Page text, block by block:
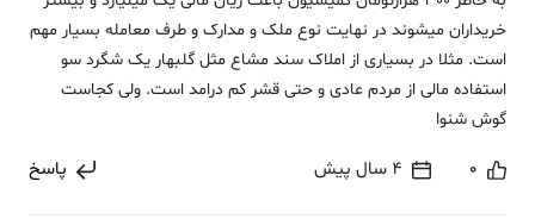
خریداران میشوند در نهایت نوع ملک و مدارک و طرف معامله بسیار مهم
است. مثلا در بسیاری از املاک سند مشاع مثل گلبهار یک شگرد سو
استفاده مالی از مردم عادی و حتی قشر کم درامد است. ولی کجاست
گوش شنوا
0 4 سال پیش پاسخ